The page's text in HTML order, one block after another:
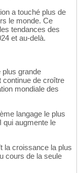
a touché plus de
le monde. Ce
tendances des
et au-delà.
plus grande
continue de croître
mondiale des
langage le plus
qui augmente le
la croissance la plus
cours de la seule